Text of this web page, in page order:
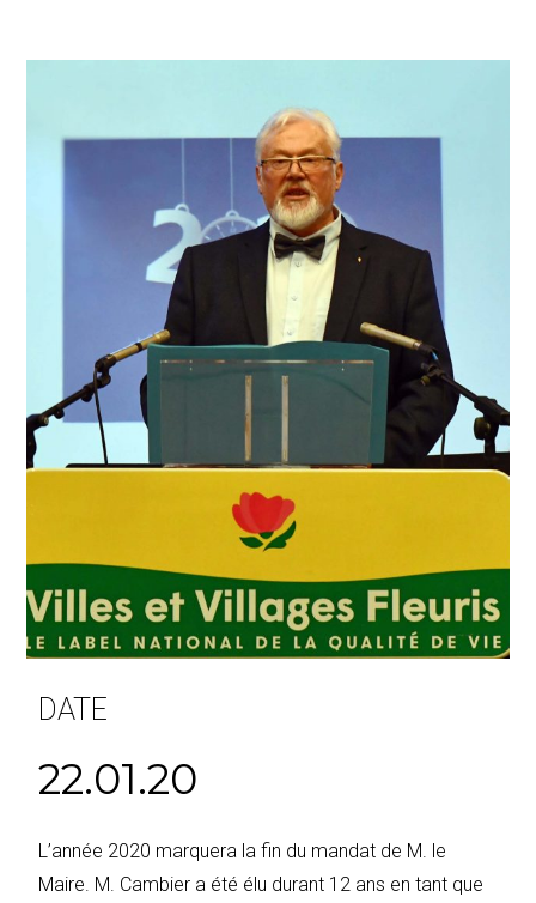
DATE
22.01.20
L’année 2020 marquera la fin du mandat de M. le
Maire. M. Cambier a été élu durant 12 ans en tant que